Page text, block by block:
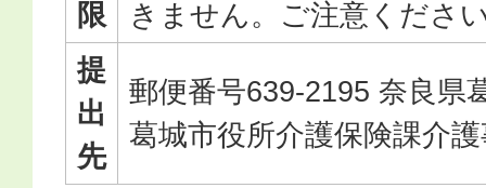
限
きません。ご注意くださ
提
出
先
郵便番号639-2195 奈良県
葛城市役所介護保険課介